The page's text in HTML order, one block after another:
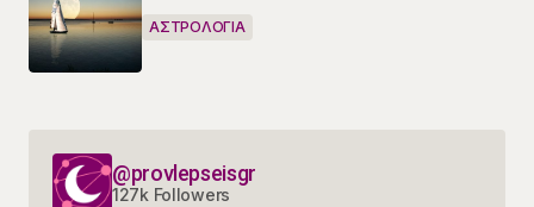
ΑΣΤΡΟΛΟΓΙΑ
@provlepseisgr
127k Followers